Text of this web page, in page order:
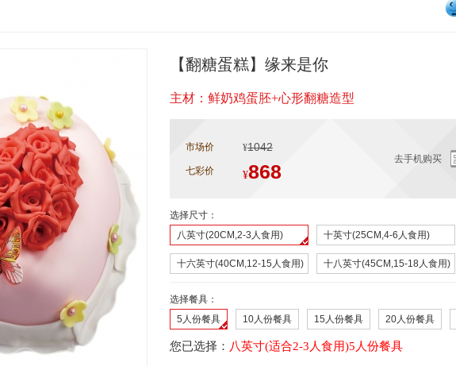
【翻糖蛋糕】缘来是你
主材：鲜奶鸡蛋胚+心形翻糖造型
市场价 ¥1042
七彩价 ¥868
去手机购买
选择尺寸：
八英寸(20CM,2-3人食用)
十英寸(25CM,4-6人食用)
十六英寸(40CM,12-15人食用) 十八英寸(45CM,15-18人食用)
选择餐具：
5人份餐具
10人份餐具 15人份餐具 20人份餐具
您已选择： 八英寸(适合2-3人食用)5人份餐具